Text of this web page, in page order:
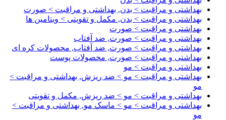
بهداشتی و مراقبت > بدن, بهداشتی و مراقبت > صورت
بهداشتی و مراقبت > بدن, مکمل و تقویتی > ویتامین ها
بهداشتی و مراقبت > صورت
بهداشتی و مراقبت > صورت, ضد آفتاب
بهداشتی و مراقبت > صورت, ضد آفتاب, محصولات کره ای
بهداشتی و مراقبت > صورت, محصولات پوست
بهداشتی و مراقبت > مو
بهداشتی و مراقبت > مو > ضد ریزش, بهداشتی و مراقبت >
مو
بهداشتی و مراقبت > مو > ضد ریزش, مکمل و تقویتی
بهداشتی و مراقبت > مو > ماسک مو, بهداشتی و مراقبت >
مو